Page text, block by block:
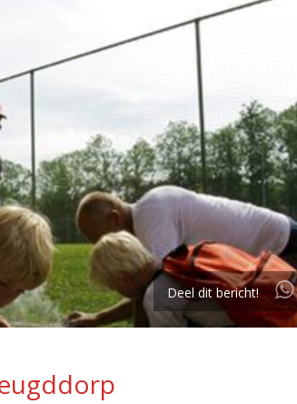
Deel dit bericht!